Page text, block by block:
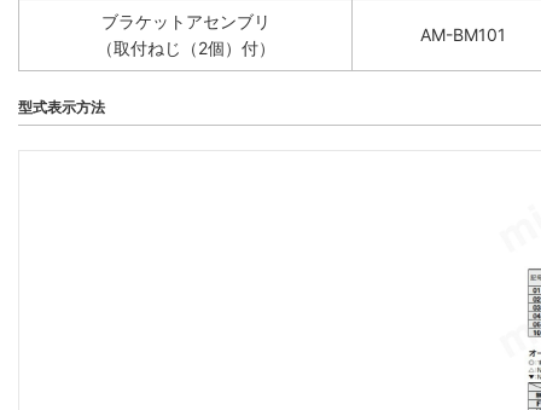
ブラケットアセンブリ
（取付ねじ（2個）付）
AM-BM101
型式表示方法